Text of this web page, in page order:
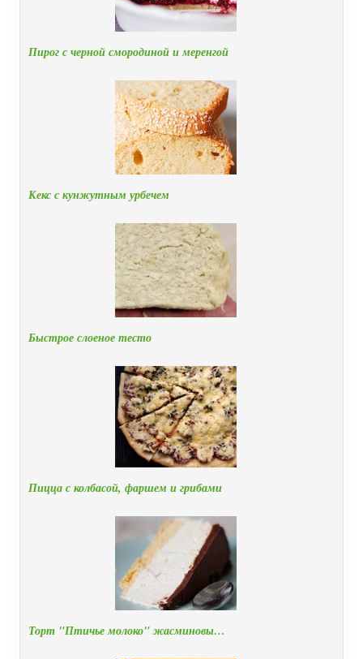
Пирог с черной смородиной и меренгой
Кекс с кунжутным урбечем
Быстрое слоеное тесто
Пицца с колбасой, фаршем и грибами
Торт "Птичье молоко" жасминовы…